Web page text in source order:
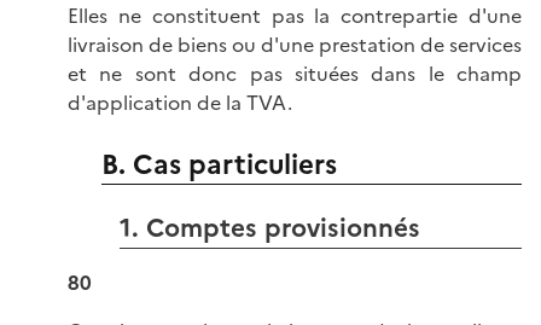
Elles ne constituent pas la contrepartie d'une
livraison de biens ou d'une prestation de services
et ne sont donc pas situées dans le champ
d'application de la TVA.
B. Cas particuliers
1. Comptes provisionnés
80